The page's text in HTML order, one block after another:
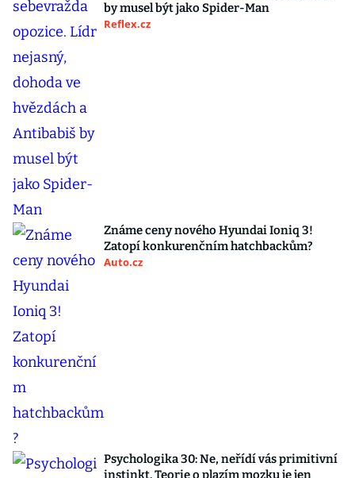
by musel být jako Spider-Man
Reflex.cz
Známe ceny nového Hyundai Ioniq 3!
Zatopí konkurenčním hatchbackům?
Auto.cz
Psychologika 30: Ne, neřídí vás primitivní
instinkt. Teorie o plazím mozku je jen